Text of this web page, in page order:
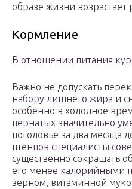
образе жизни
Кормление
В отношении питания
Важно не допускать
набору лишнего жира и
особенно в холодное
пернатых значительно
поголовье за два месяца
птенцов специалисты
существенно сокращать
его менее калорийными
зерном, витаминной